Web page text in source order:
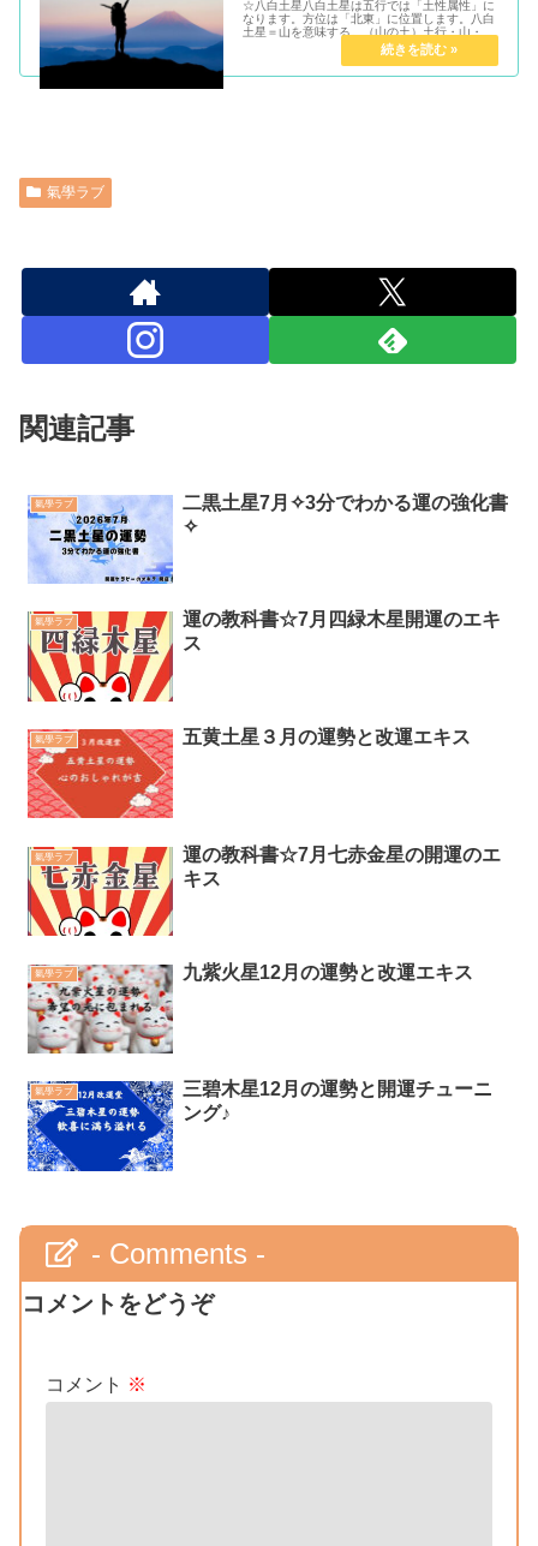
☆八白土星八白土星は五行では「土性属性」に
なります。方位は「北東」に位置します。八白
土星＝山を意味する。（山の土）土行・山・初
春・努力・蓄財・相続・積み重ね・停止変化・
外剛内柔・二面性後ろ盾を得る..一つのことを
氣學ラブ
関連記事
氣學ラブ
二黒土星7月✧3分でわかる運の強化書
✧
氣學ラブ
運の教科書☆7月四緑木星開運のエキ
ス
氣學ラブ 五黄土星３月の運勢と改運エキス
氣學ラブ
運の教科書☆7月七赤金星の開運のエ
キス
氣學ラブ 九紫火星12月の運勢と改運エキス
氣學ラブ
三碧木星12月の運勢と開運チューニ
ング♪
- Comments -
コメントをどうぞ
コメント ※